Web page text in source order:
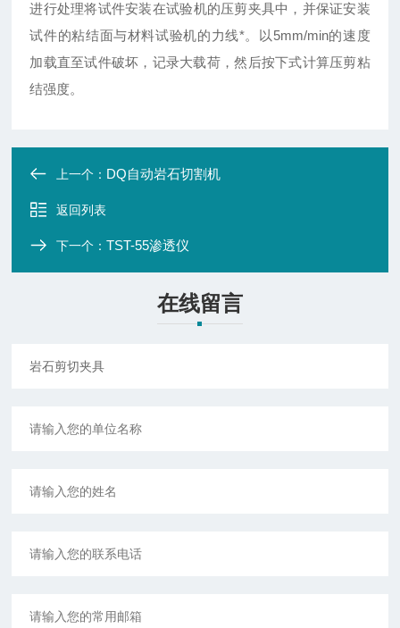
进行处理将试件安装在试验机的压剪夹具中，并保证安装
试件的粘结面与材料试验机的力线*。以5mm/min的速度
加载直至试件破坏，记录大载荷，然后按下式计算压剪粘
结强度。
上一个： DQ自动岩石切割机
返回列表
下一个：TST-55渗透仪
在线留言